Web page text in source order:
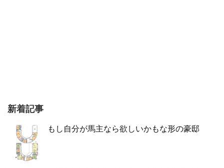
新着記事
もし自分が馬主なら欲しいかもな形の豪邸